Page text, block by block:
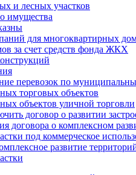
и лесных участков
имущества
для многоквартирных
за счет средств фонда ЖКХ
перевозок по
торговых объектов
объектов уличной торговли
договор о развитии
договора о комплексном
под коммерческое
развитие